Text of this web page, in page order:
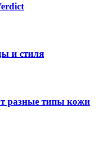
и стиля
разные типы кожи